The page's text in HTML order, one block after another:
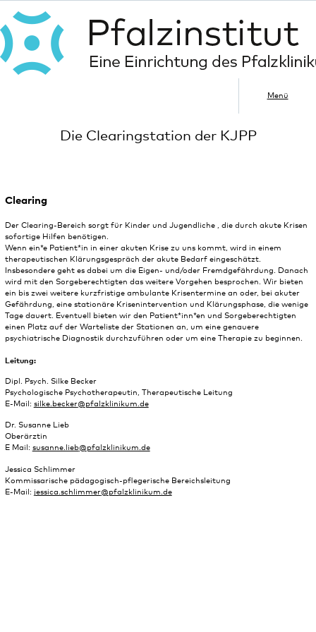
Menü
Die Clearingstation der KJPP
Clearing
Der Clearing-Bereich sorgt für Kinder und Jugendliche , die durch akute Krisen
sofortige Hilfen benötigen.
Wenn ein*e Patient*in in einer akuten Krise zu uns kommt, wird in einem
therapeutischen Klärungsgespräch der akute Bedarf eingeschätzt.
Insbesondere geht es dabei um die Eigen- und/oder Fremdgefährdung. Danach
wird mit den Sorgeberechtigten das weitere Vorgehen besprochen. Wir bieten
ein bis zwei weitere kurzfristige ambulante Krisentermine an oder, bei akuter
Gefährdung, eine stationäre Krisenintervention und Klärungsphase, die wenige
Tage dauert. Eventuell bieten wir den Patient*inn*en und Sorgeberechtigten
einen Platz auf der Warteliste der Stationen an, um eine genauere
psychiatrische Diagnostik durchzuführen oder um eine Therapie zu beginnen.
Leitung:
Dipl. Psych. Silke Becker
Psychologische Psychotherapeutin, Therapeutische Leitung
E-Mail: silke.becker@ pfalzklinikum.de
Dr. Susanne Lieb
Oberärztin
E Mail: susanne.lieb@ pfalzklinikum.de
Jessica Schlimmer
Kommissarische pädagogisch-pflegerische Bereichsleitung
E-Mail: jessica.schlimmer@ pfalzklinikum.de